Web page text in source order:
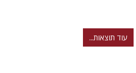
עוד תוצאות...